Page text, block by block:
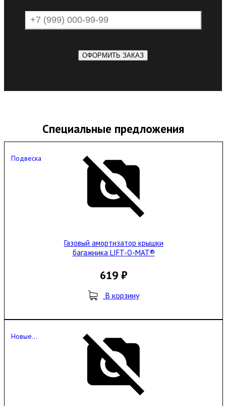
Специальные предложения
Подвеска
Газовый амортизатор крышки
багажника LIFT-O-MAT®
619 ₽
В корзину
Новые...